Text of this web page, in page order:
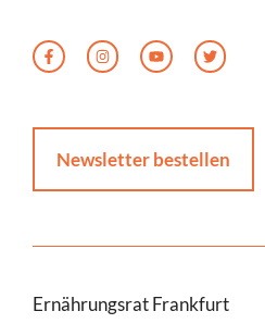
Newsletter bestellen
Ernährungsrat Frankfurt